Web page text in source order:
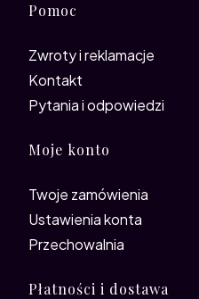
Pomoc
Zwroty i reklamacje
Kontakt
Pytania i odpowiedzi
Moje konto
Twoje zamówienia
Ustawienia konta
Przechowalnia
Płatności i dostawa